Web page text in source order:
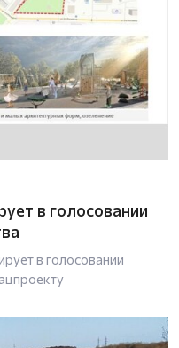
в голосовании
в голосовании